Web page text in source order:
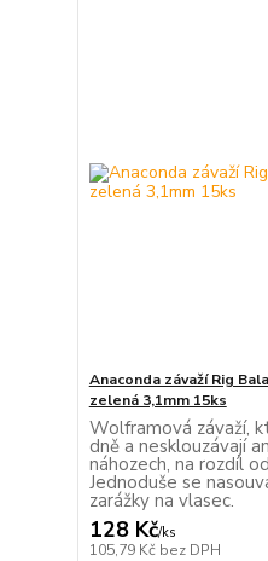
Anaconda závaží Rig
zelená 3,1mm 15ks
Wolframová závaží,
dně a nesklouzávají
náhozech, na rozdíl
Jednoduše se
zarážky na vlasec.
128 Kč/ks
105,79 Kč bez DPH